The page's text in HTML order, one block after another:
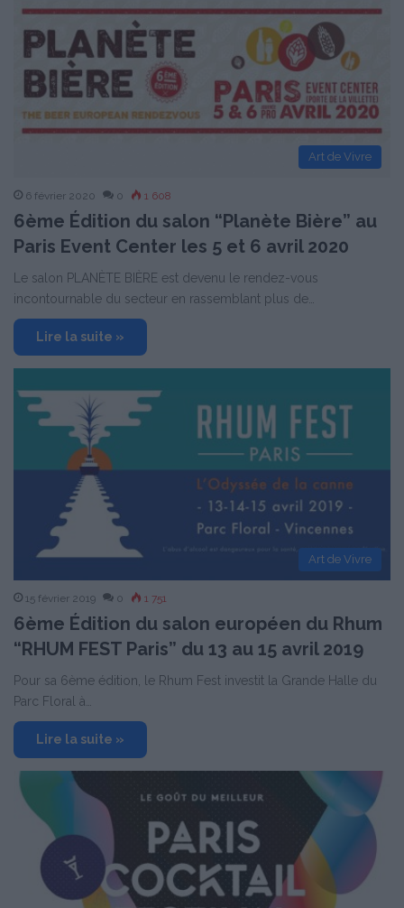
Art de Vivre
6 février 2020 0 1 608
6ème Édition du salon “Planète Bière” au
Paris Event Center les 5 et 6 avril 2020
Le salon PLANÈTE BIÈRE est devenu le rendez-vous
incontournable du secteur en rassemblant plus de…
Lire la suite »
Art de Vivre
15 février 2019 0 1 751
6ème Édition du salon européen du Rhum
“RHUM FEST Paris” du 13 au 15 avril 2019
Pour sa 6ème édition, le Rhum Fest investit la Grande Halle du
Parc Floral à…
Lire la suite »